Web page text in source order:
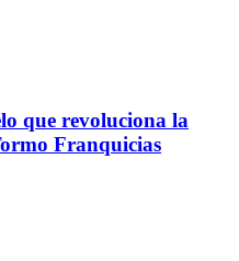
que revoluciona la
Franquicias